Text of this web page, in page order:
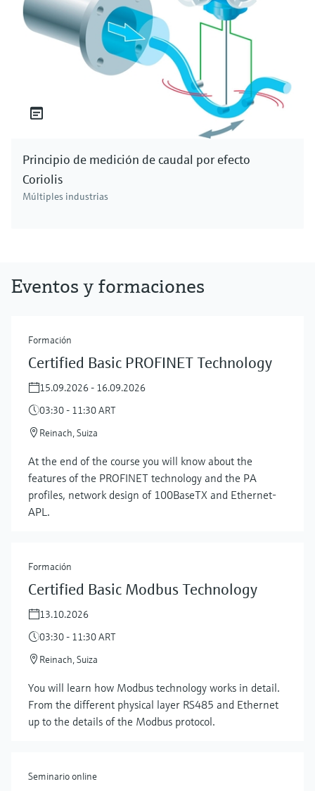
reactivo a la muestra de agua y se observa el
cambio de color resultante. Este método
permite medir el cloro libre, el cloro combinado,
el dióxido de cloro y el cloro total. Otras técnicas
incluyen el uso de tiras de prueba, que
proporcionan una manera fácil y rápida de
medir la concentración de cloro, aunque pueden
la cantidad de luz coloreada absorbida por una
muestra, y los sensores amperométricos en
línea/analizadores en línea, que proporcionan
Principio de medición de caudal por efecto
Coriolis
Múltiples industrias
Eventos y formaciones
Formación
Certified Basic PROFINET Technology
15.09.2026 - 16.09.2026
03:30 - 11:30 ART
Reinach, Suiza
At the end of the course you will know about the
features of the PROFINET technology and the PA
profiles, network design of 100BaseTX and Ethernet-
APL.
Formación
Certified Basic Modbus Technology
13.10.2026
03:30 - 11:30 ART
Reinach, Suiza
You will learn how Modbus technology works in detail.
From the different physical layer RS485 and Ethernet
up to the details of the Modbus protocol.
Seminario online